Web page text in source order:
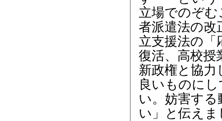
立場でのぞ
者派遣法の改
立支援法の「
復活、高校授
新政権と協
良いものに
い。妨害す
い」と伝えま